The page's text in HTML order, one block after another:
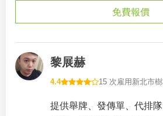
免費報價
黎展赫
4.4 15 次雇用 新北市
提供舉牌、發傳單、代排